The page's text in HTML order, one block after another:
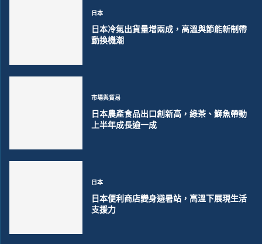
日本
日本冷氣出貨量增兩成，高溫與節能新制帶
動換機潮
市場與貿易
日本農產食品出口創新高，綠茶、鰤魚帶動
上半年成長逾一成
日本
日本便利商店變身避暑站，高溫下展現生活
支援力